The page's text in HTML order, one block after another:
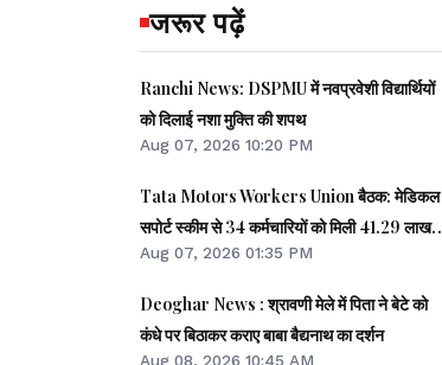
जरूर पढ़ें
Ranchi News: DSPMU में नवप्रवेशी विद्यार्थियों
को दिलाई नशा मुक्ति की शपथ
Aug 07, 2026 10:20 PM
Tata Motors Workers Union बैठक: मेडिकल
सपोर्ट स्कीम से 34 कर्मचारियों को मिली 41.29 लाख
की मदद
Aug 07, 2026 01:35 PM
Deoghar News : श्रावणी मेले में पिता ने बेटे को
कंधे पर बिठाकर कराए बाबा बैद्यनाथ का दर्शन
Aug 08, 2026 10:45 AM